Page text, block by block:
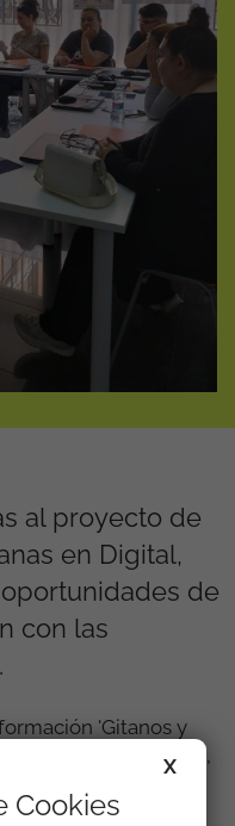
al proyecto de
en Digital,
de
con las
'Gitanos y
Generación D,
por el Plan de
Resiliencia, no solo
X
Cookies